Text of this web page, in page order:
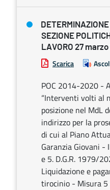
SEZIONE
LAVORO 27 marzo
Scarica
POC 2014-2020 -
“Interventi volti al
posizione nel MdL
indirizzo per la
di cui al Piano
Garanzia Giovani -
e 5. D.G.R. 1979/
Liquidazione e
tirocinio - Misura